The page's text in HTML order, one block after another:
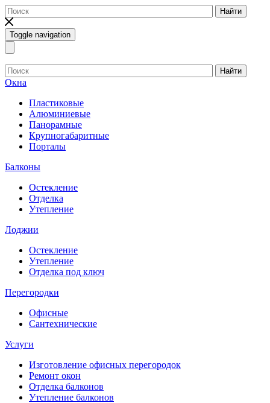
Найти
Toggle navigation
Найти
Окна
Пластиковые
Алюминиевые
Панорамные
Крупногабаритные
Порталы
Балконы
Остекление
Отделка
Утепление
Лоджии
Остекление
Утепление
Отделка под ключ
Перегородки
Офисные
Сантехнические
Услуги
Изготовление офисных перегородок
Ремонт окон
Отделка балконов
Утепление балконов